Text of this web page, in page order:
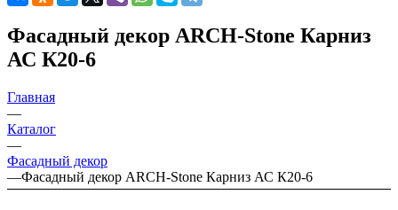
Фасадный декор ARCH-Stone Карниз
АС К20-6
Главная
—
Каталог
—
Фасадный декор
—Фасадный декор ARCH-Stone Карниз АС К20-6